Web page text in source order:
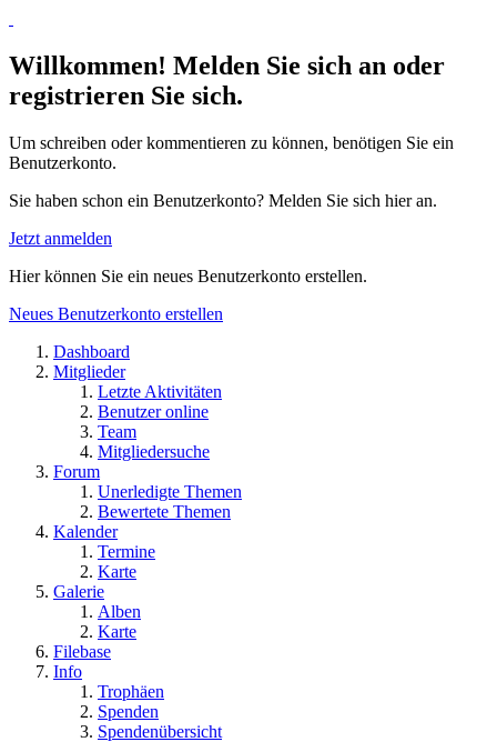
Willkommen! Melden Sie sich an oder
registrieren Sie sich.
Um schreiben oder kommentieren zu können, benötigen Sie ein
Benutzerkonto.
Sie haben schon ein Benutzerkonto? Melden Sie sich hier an.
Jetzt anmelden
Hier können Sie ein neues Benutzerkonto erstellen.
Neues Benutzerkonto erstellen
Dashboard
Mitglieder
Letzte Aktivitäten
Benutzer online
Team
Mitgliedersuche
Forum
Unerledigte Themen
Bewertete Themen
Kalender
Termine
Karte
Galerie
Alben
Karte
Filebase
Info
Trophäen
Spenden
Spendenübersicht